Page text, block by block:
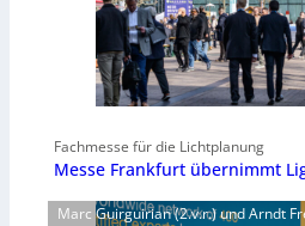
Fachmesse für die Lichtplanung
Messe Frankfurt übernimmt
Marc Guirguirian (2.v.r.) und Arndt